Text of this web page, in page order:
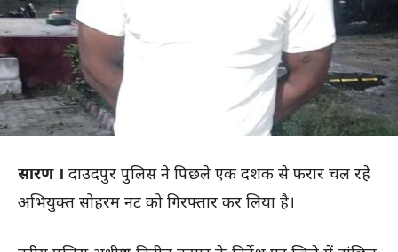
सारण । दाउदपुर पुलिस ने पिछले एक दशक से फरार चल रहे
अभियुक्त सोहरम नट को गिरफ्तार कर लिया है।